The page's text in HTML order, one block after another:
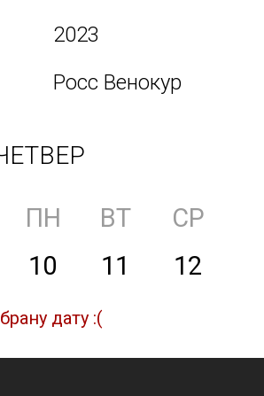
2023
Росс Венокур
ПН ВТ
СР
10 11 12
дату :(